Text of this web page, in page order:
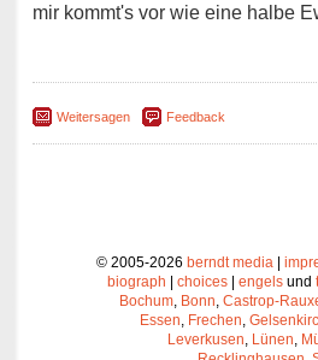
mir kommt's vor wie eine halbe
Weitersagen Feedback
© 2005-2026 berndt media |
biograph | choices | engels und
Bochum Bonn Castrop-
Essen Frechen
Leverkusen Lünen